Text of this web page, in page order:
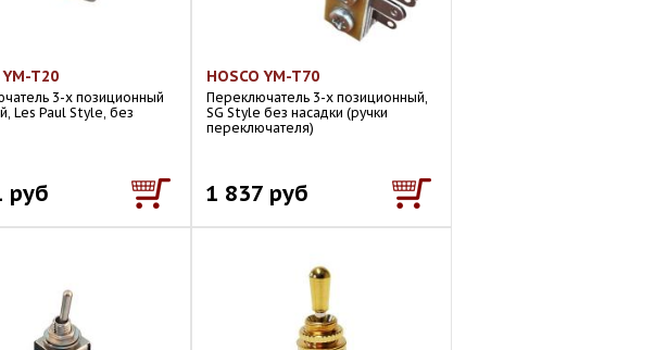
YM-T20
3-х позиционный
Les Paul Style, без
руб
HOSCO YM-T70
Переключатель 3-х позиционный,
SG Style без насадки (ручки
переключателя)
1 837 руб